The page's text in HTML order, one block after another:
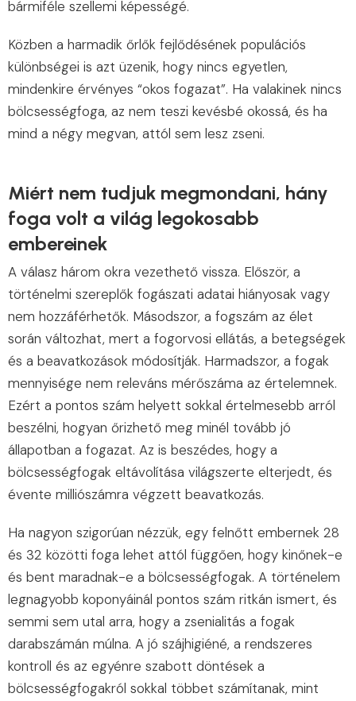
bármiféle szellemi képességé.
Közben a harmadik őrlők fejlődésének populációs
különbségei is azt üzenik, hogy nincs egyetlen,
mindenkire érvényes “okos fogazat”. Ha valakinek nincs
bölcsességfoga, az nem teszi kevésbé okossá, és ha
mind a négy megvan, attól sem lesz zseni.
Miért nem tudjuk megmondani, hány
foga volt a világ legokosabb
embereinek
A válasz három okra vezethető vissza. Először, a
történelmi szereplők fogászati adatai hiányosak vagy
nem hozzáférhetők. Másodszor, a fogszám az élet
során változhat, mert a fogorvosi ellátás, a betegségek
és a beavatkozások módosítják. Harmadszor, a fogak
mennyisége nem releváns mérőszáma az értelemnek.
Ezért a pontos szám helyett sokkal értelmesebb arról
beszélni, hogyan őrizhető meg minél tovább jó
állapotban a fogazat. Az is beszédes, hogy a
bölcsességfogak eltávolítása világszerte elterjedt, és
évente milliószámra végzett beavatkozás.
Ha nagyon szigorúan nézzük, egy felnőtt embernek 28
és 32 közötti foga lehet attól függően, hogy kinőnek-e
és bent maradnak-e a bölcsességfogak. A történelem
legnagyobb koponyáinál pontos szám ritkán ismert, és
semmi sem utal arra, hogy a zsenialitás a fogak
darabszámán múlna. A jó szájhigiéné, a rendszeres
kontroll és az egyénre szabott döntések a
bölcsességfogakról sokkal többet számítanak, mint